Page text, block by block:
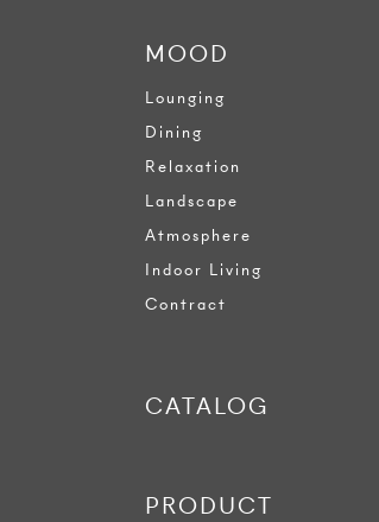
MOOD
Lounging
Dining
Relaxation
Landscape
Atmosphere
Indoor Living
Contract
CATALOG
PRODUCT